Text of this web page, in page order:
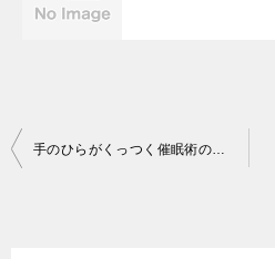
投
手のひらがくっつく催眠術のやり方